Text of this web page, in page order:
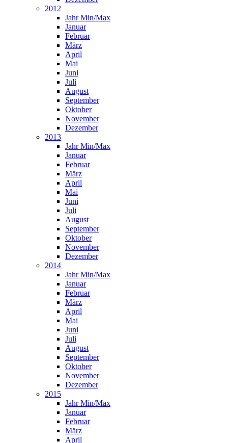
2012
Jahr Min/Max
Januar
Februar
März
April
Mai
Juni
Juli
August
September
Oktober
November
Dezember
2013
Jahr Min/Max
Januar
Februar
März
April
Mai
Juni
Juli
August
September
Oktober
November
Dezember
2014
Jahr Min/Max
Januar
Februar
März
April
Mai
Juni
Juli
August
September
Oktober
November
Dezember
2015
Jahr Min/Max
Januar
Februar
März
April